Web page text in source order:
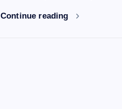
Continue reading